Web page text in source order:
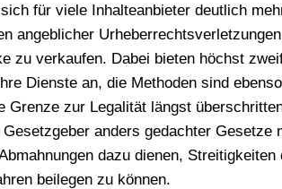
für vie­le Inhal­te­an­bie­ter deut­lich
angeb­li­cher
zu ver­kau­fen. Dabei bie­ten höchst
Diens­te an, die Metho­den sind
Gren­ze zur Lega­li­tät längst
anders gedach­ter Geset­ze
dazu die­nen,
bei­le­gen zu kön­nen.